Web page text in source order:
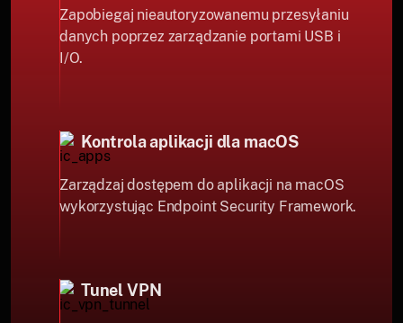
Zapobiegaj nieautoryzowanemu przesyłaniu
danych poprzez zarządzanie portami USB i
I/O.
Kontrola aplikacji dla macOS
Zarządzaj dostępem do aplikacji na macOS
wykorzystując Endpoint Security Framework.
Tunel VPN